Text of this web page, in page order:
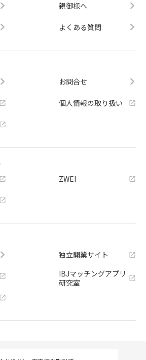
親御様へ
よくある質問
お問合せ
個人情報の取り扱い
ZWEI
独立開業サイト
IBJマッチングアプリ
研究室